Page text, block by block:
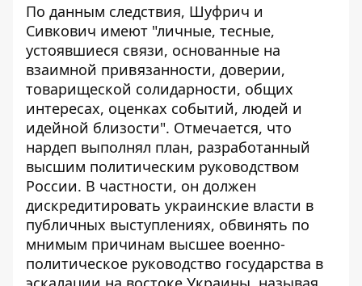
По данным следствия, Шуфрич и
Сивкович имеют "личные, тесные,
устоявшиеся связи, основанные на
взаимной привязанности, доверии,
товарищеской солидарности, общих
интересах, оценках событий, людей и
идейной близости". Отмечается, что
нардеп выполнял план, разработанный
высшим политическим руководством
России. В частности, он должен
дискредитировать украинские власти в
публичных выступлениях, обвинять по
мнимым причинам высшее военно-
политическое руководство государства в